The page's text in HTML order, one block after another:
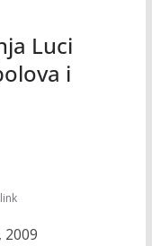
Luci
i
2009